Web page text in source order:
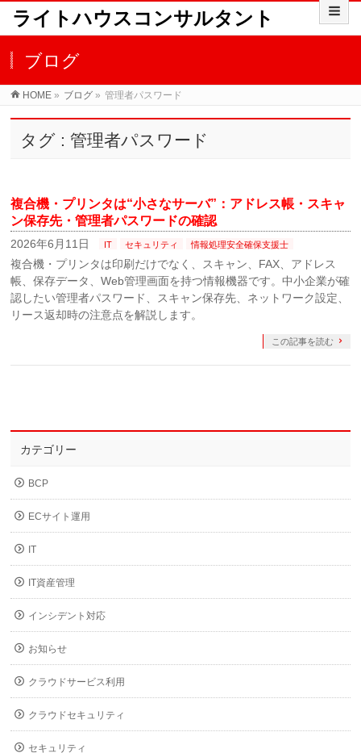
ライトハウスコンサルタント
ブログ
HOME » ブログ » 管理者パスワード
タグ : 管理者パスワード
複合機・プリンタは“小さなサーバ”：アドレス帳・スキャ
ン保存先・管理者パスワードの確認
2026年6月11日 IT セキュリティ 情報処理安全確保支援士
複合機・プリンタは印刷だけでなく、スキャン、FAX、アドレス
帳、保存データ、Web管理画面を持つ情報機器です。中小企業が確
認したい管理者パスワード、スキャン保存先、ネットワーク設定、
リース返却時の注意点を解説します。
この記事を読む
カテゴリー
BCP
ECサイト運用
IT
IT資産管理
インシデント対応
お知らせ
クラウドサービス利用
クラウドセキュリティ
セキュリティ